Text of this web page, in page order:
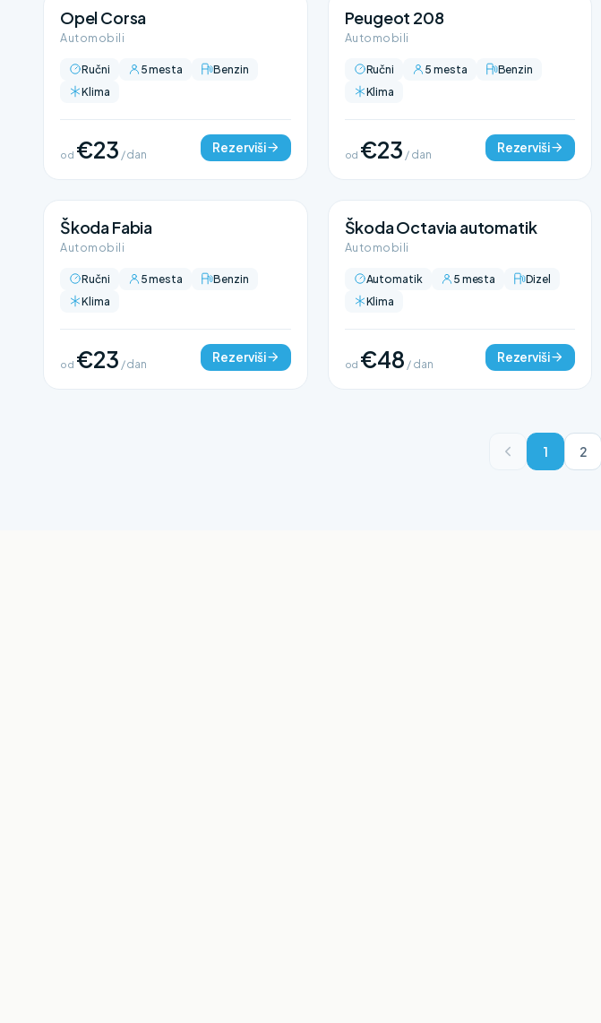
Opel Corsa
Automobili
Ručni 5 mesta
Benzin
Klima
od €23 / dan Rezerviši
Peugeot 208
Automobili
Ručni 5 mesta
Benzin
Klima
od €23 / dan Rezerviši
Škoda Fabia
Automobili
Ručni 5 mesta
Benzin
Klima
od €23 / dan Rezerviši
Škoda Octavia automatik
Automobili
Automatik 5 mesta
Dizel
Klima
od €48 / dan Rezerviši
1 2